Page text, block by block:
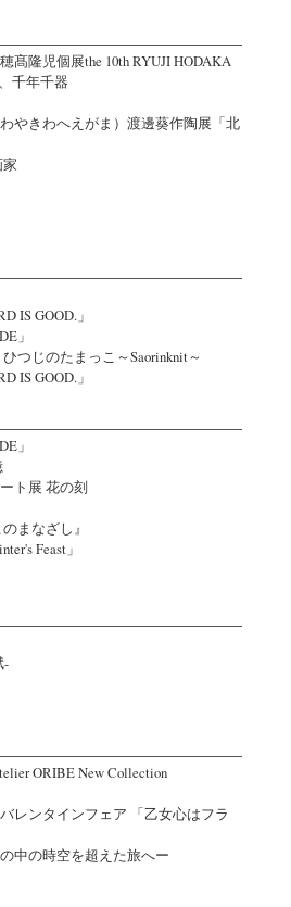
隆児個展the 10th RYUJI HODAKA
千年千器
やきわへえがま）渡邊葵作陶展「北
IS GOOD.」
」
つじのたまっこ～Saorinknit～
IS GOOD.」
」
ト展 花の刻
まなざし』
Feast」
-
ORIBE New Collection
レンタインフェア 「乙女心はフラ
中の時空を超えた旅へー